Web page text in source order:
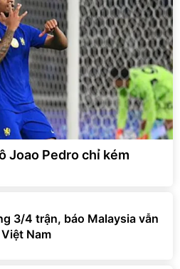
Joao Pedro chỉ kém
3/4 trận, báo Malaysia vẫn
Nam